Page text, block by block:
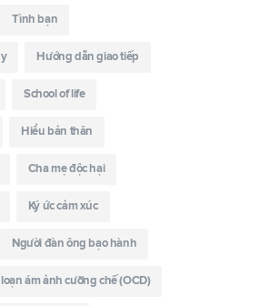
Tình bạn
Hướng dẫn giao tiếp
School of life
Hiểu bản thân
Cha mẹ độc hại
Ký ức cảm xúc
Người đàn ông bạo hành
loạn ám ảnh cưỡng chế (OCD)